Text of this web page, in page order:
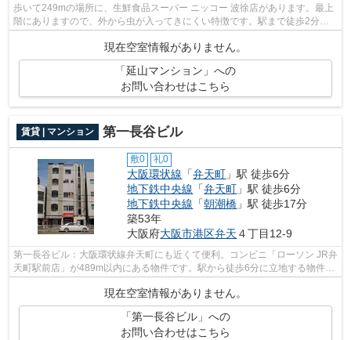
歩いて249mの場所に、生鮮食品スーパー ニッコー 波徐店があります。最上
階にありますので、外から虫が入ってきにくい特徴です。駅まで徒歩2分の
現在空室情報がありません。
「延山マンション」への
お問い合わせはこちら
賃貸 | マンション 第一長谷ビル
敷0 礼0
大阪環状線 「弁天町 」駅 徒歩6分
地下鉄中央線 「弁天町 」駅 徒歩6分
地下鉄中央線 「朝潮橋 」駅 徒歩17分
築53年
大阪府大阪市港区弁天 ４丁目12-9
第一長谷ビル：大阪環状線弁天町にも近くて便利。コンビニ「ローソン JR弁
天町駅前店」が489m以内にある物件です。駅から徒歩6分に立地する物件で
す。自宅から2駅利用できる、利便性の...
現在空室情報がありません。
「第一長谷ビル」への
お問い合わせはこちら